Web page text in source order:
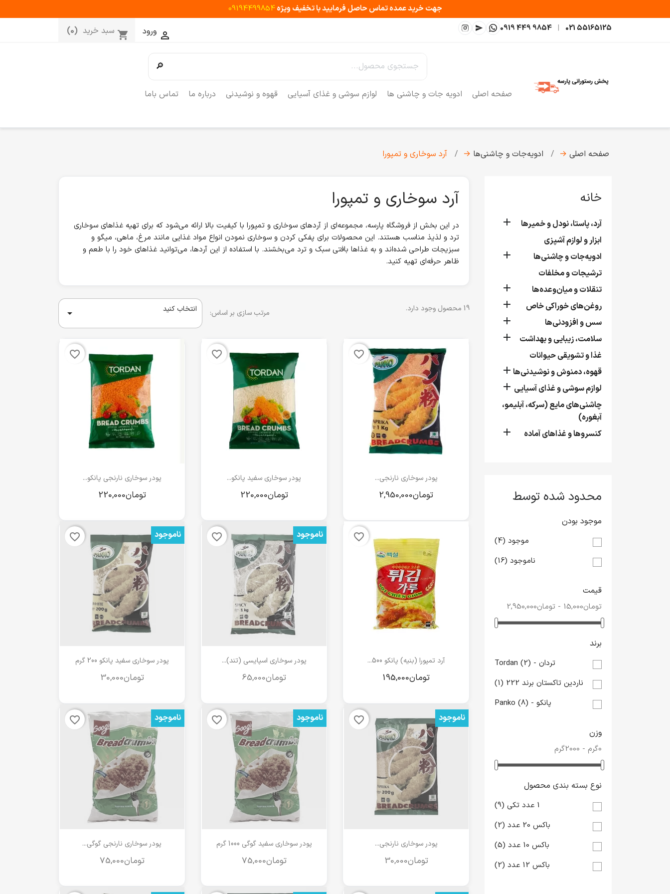
جهت خرید عمده تماس حاصل فرمایید با تخفیف ویژه09194499854
021 55165125
|
0919 449 9854
 ورود shopping_cart سبد خرید (0)
🔎
صفحه اصلی ادویه جات و چاشنی ها لوازم سوشی و غذای آسیایی قهوه و نوشیدنی درباره ما تماس باما
صفحه اصلی → ادویه‌جات و چاشنی‌ها → آرد سوخاری و تمپورا
خانه
آرد، پاستا، نودل و خمیرها

ابزار و لوازم آشپزی
ادویه‌جات و چاشنی‌ها

ترشیجات و مخلفات
تنقلات و میان‌وعده‌ها

روغن‌های خوراکی خاص

سس و افزودنی‌ها

سلامت، زیبایی و بهداشت

غذا و تشویقی حیوانات
قهوه، دمنوش و نوشیدنی‌ها 
لوازم سوشی و غذای آسیایی 
چاشنی‌های مایع (سرکه، آبلیمو،
آبغوره)
کنسروها و غذاهای آماده

محدود شده توسط
موجود بودن
موجود (4)
ناموجود (16)
قیمت
برند
تردان - Tordan (2)
ناردین تاکستان برند 222
(1)
پانکو - Panko (8)
وزن
0گرم - 2000گرم
نوع بسته بندی محصول
1 عدد تکی
(9)
باکس 20 عدد
(2)
باکس 10 عدد
(5)
باکس 12 عدد
(2)
آرد سوخاری و تمپورا
در این بخش از فروشگاه پارسه، مجموعه‌ای از آردهای سوخاری و تمپورا با کیفیت بالا ارائه می‌شود که برای تهیه غذاهای سوخاری
ترد و لذیذ مناسب هستند. این محصولات برای پفکی کردن و سوخاری نمودن انواع مواد غذایی مانند مرغ، ماهی، میگو و
سبزیجات طراحی شده‌اند و به غذاها بافتی سبک و ترد می‌بخشند. با استفاده از این آردها، می‌توانید غذاهای خود را با طعم و
ظاهر حرفه‌ای تهیه کنید.
19 محصول وجود دارد. مرتب سازی بر اساس: انتخاب کنید 
 مشاهده سریع
پودر سوخاری نارنجی...
favorite_border
 مشاهده سریع
پودر سوخاری سفید پانکو...
‎تومان220,000
favorite_border
 مشاهده سریع
پودر سوخاری نارنجی پانکو...
‎تومان220,000
favorite_border
مشاهده سریع
آرد تمپورا (بنیه) پانکو 500...
favorite_border
مشاهده سریع
پودر سوخاری اسپایسی (تند)...
‎تومان65,000
ناموجود favorite_border
مشاهده سریع
پودر سوخاری سفید پانکو 200 گرم
‎تومان30,000
ناموجود favorite_border
 مشاهده سریع
پودر سوخاری نارنجی...
‎تومان30,000
ناموجود favorite_border
 مشاهده سریع
پودر سوخاری سفید گوگی 1000 گرم
‎تومان75,000
ناموجود favorite_border
 مشاهده سریع
پودر سوخاری نارنجی گوگی...
‎تومان75,000
ناموجود favorite_border